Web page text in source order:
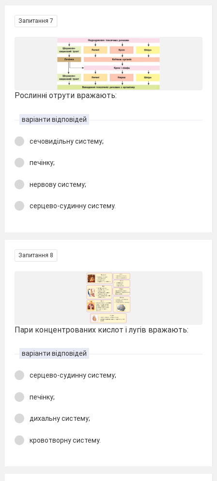
Запитання 7
Рослинні отрути вражають:
варіанти відповідей
сечовидільну систему;
печінку;
нервову систему;
серцево-судинну систему.
Запитання 8
Пари концентрованих кислот і лугів вражають:
варіанти відповідей
серцево-судинну систему;
печінку;
дихальну систему;
кровотворну систему.